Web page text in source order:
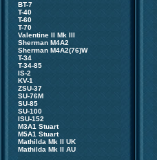
BT-7
T-40
T-60
T-70
Valentine II Mk III
Sherman M4A2
Sherman M4A2(76)W
T-34
T-34-85
IS-2
KV-1
ZSU-37
SU-76M
SU-85
SU-100
ISU-152
M3A1 Stuart
M5A1 Stuart
Mathilda Mk II UK
Mathilda Mk II AU